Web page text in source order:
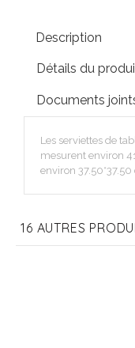
Description
Détails du
Documents
Les serviettes de
mesurent environ
environ 37.50*37.50
16 AUTRES